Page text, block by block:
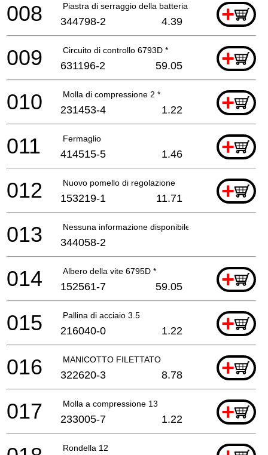
Piastra di serraggio della batteria +
008 344798-2 4.39
Circuito di controllo 6793D * +
009 631196-2 59.05
Molla di compressione 2 * +
010 231453-4 1.22
Fermaglio +
011 414515-5 1.46
Nuovo pomello di regolazione +
012 153219-1 11.71
Nessuna informazione disponibile, non ordinabile
013 344058-2
Albero della vite 6795D * +
014 152561-7 59.05
Pallina di acciaio 3.5 +
015 216040-0 1.22
MANICOTTO FILETTATO +
016 322620-3 8.78
Molla a compressione 13 +
017 233005-7 1.22
Rondella 12